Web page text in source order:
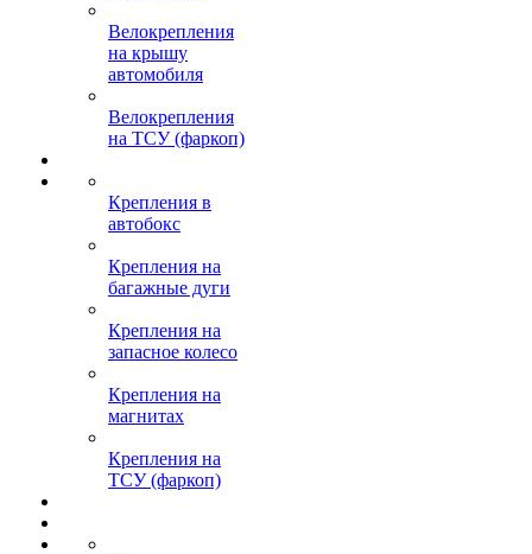
Велокрепления
на крышу
автомобиля
Велокрепления
на ТСУ (фаркоп)
Крепления в
автобокс
Крепления на
багажные дуги
Крепления на
запасное колесо
Крепления на
магнитах
Крепления на
ТСУ (фаркоп)